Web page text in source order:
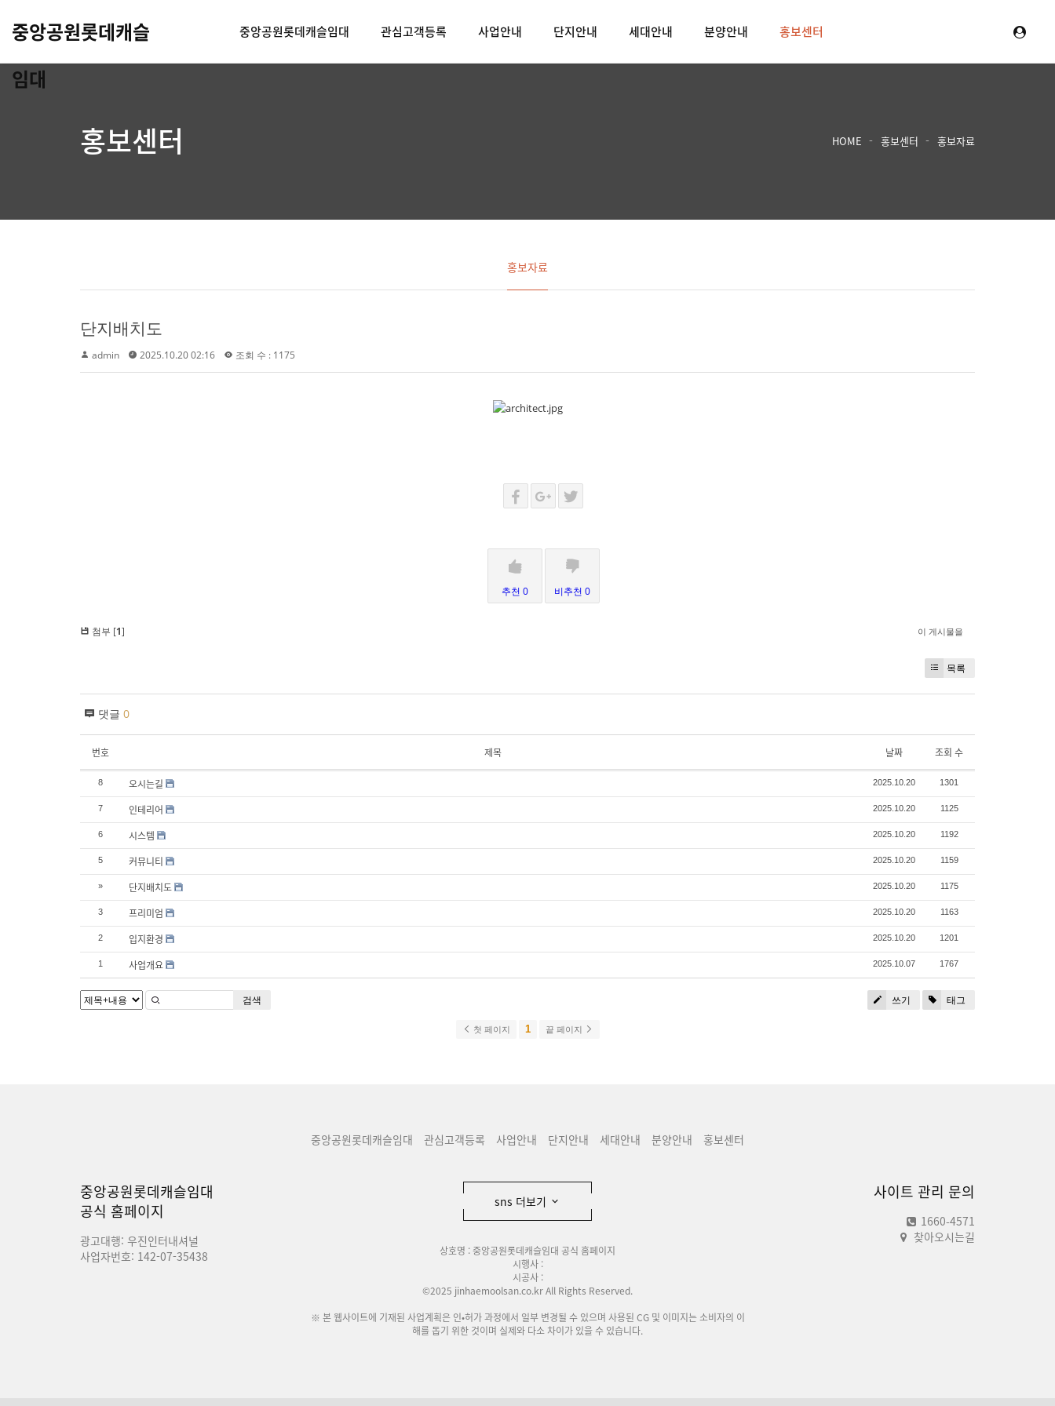
중앙공원롯데캐슬
임대
중앙공원롯데캐슬임대 관심고객등록 사업안내 단지안내 세대안내 분양안내 홍보센터
홍보센터 HOME 홍보센터 홍보자료
홍보자료
단지배치도
admin 2025.10.20 02:16 조회 수 : 1175
추천 0 비추천 0
첨부 [1] 이 게시물을
목록
댓글 0
번호 제목 날짜 조회 수
8 오시는길 2025.10.20 1301
7 인테리어 2025.10.20 1125
6 시스템 2025.10.20 1192
5 커뮤니티 2025.10.20 1159
» 단지배치도 2025.10.20 1175
3 프리미엄 2025.10.20 1163
2 입지환경 2025.10.20 1201
1 사업개요 2025.10.07 1767
쓰기 태그
검색
첫 페이지 1 끝 페이지
중앙공원롯데캐슬임대 관심고객등록 사업안내 단지안내 세대안내 분양안내 홍보센터
중앙공원롯데캐슬임대
공식 홈페이지
광고대행: 우진인터내셔널
사업자번호: 142-07-35438
사이트 관리 문의
1660-4571
찾아오시는길
sns 더보기
상호명 : 중앙공원롯데캐슬임대 공식 홈페이지
시행사 :
시공사 :
©2025 jinhaemoolsan.co.kr All Rights Reserved.
※ 본 웹사이트에 기재된 사업계획은 인•허가 과정에서 일부 변경될 수 있으며 사용된 CG 및 이미지는 소비자의 이
해를 돕기 위한 것이며 실제와 다소 차이가 있을 수 있습니다.